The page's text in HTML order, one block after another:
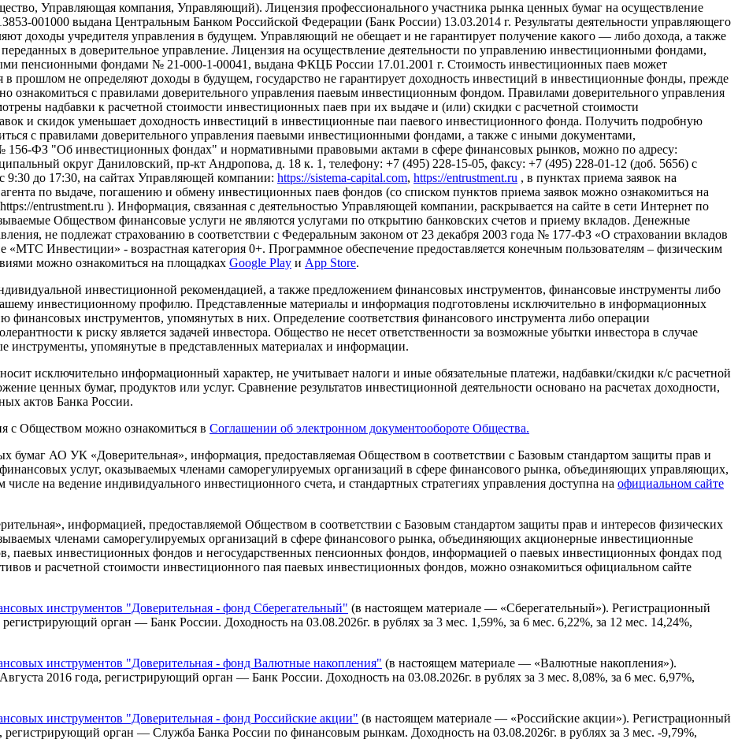
Управляющая компания, Управляющий). Лицензия профессионального участника рынка ценных бумаг на осуществление
001000 выдана Центральным Банком Российской Федерации (Банк России) 13.03.2014 г. Результаты деятельности управляющего
доходы учредителя управления в будущем. Управляющий не обещает и не гарантирует получение какого — либо дохода, а также
в доверительное управление. Лицензия на осуществление деятельности по управлению инвестиционными фондами,
пенсионными фондами № 21-000-1-00041, выдана ФКЦБ России 17.01.2001 г. Стоимость инвестиционных паев может
в прошлом не определяют доходы в будущем, государство не гарантирует доходность инвестиций в инвестиционные фонды, прежде
ознакомиться с правилами доверительного управления паевым инвестиционным фондом. Правилами доверительного управления
надбавки к расчетной стоимости инвестиционных паев при их выдаче и (или) скидки с расчетной стоимости
и скидок уменьшает доходность инвестиций в инвестиционные паи паевого инвестиционного фонда. Получить подробную
с правилами доверительного управления паевыми инвестиционными фондами, а также с иными документами,
156-ФЗ "Об инвестиционных фондах" и нормативными правовыми актами в сфере финансовых рынков, можно по адресу:
округ Даниловский, пр-кт Андропова, д. 18 к. 1, телефону: +7 (495) 228-15-05, факсу: +7 (495) 228-01-12 (доб. 5656) с
до 17:30, на сайтах Управляющей компании: https://sistema-capital.com, https://entrustment.ru , в пунктах приема заявок на
по выдаче, погашению и обмену инвестиционных паев фондов (со списком пунктов приема заявок можно ознакомиться на
entrustment.ru ). Информация, связанная с деятельностью Управляющей компании, раскрывается на сайте в сети Интернет по
Обществом финансовые услуги не являются услугами по открытию банковских счетов и приему вкладов. Денежные
не подлежат страхованию в соответствии с Федеральным законом от 23 декабря 2003 года № 177-ФЗ «О страховании вкладов
Инвестиции» - возрастная категория 0+. Программное обеспечение предоставляется конечным пользователям – физическим
можно ознакомиться на площадках Google Play и App Store.
инвестиционной рекомендацией, а также предложением финансовых инструментов, финансовые инструменты либо
инвестиционному профилю. Представленные материалы и информация подготовлены исключительно в информационных
финансовых инструментов, упомянутых в них. Определение соответствия финансового инструмента либо операции
к риску является задачей инвестора. Общество не несет ответственности за возможные убытки инвестора в случае
инструменты, упомянутые в представленных материалах и информации.
исключительно информационный характер, не учитывает налоги и иные обязательные платежи, надбавки/скидки к/с расчетной
ценных бумаг, продуктов или услуг. Сравнение результатов инвестиционной деятельности основано на расчетах доходности,
актов Банка России.
с Обществом можно ознакомиться в Соглашении об электронном документообороте Общества.
бумаг АО УК «Доверительная», информация, предоставляемая Обществом в соответствии с Базовым стандартом защиты прав и
услуг, оказываемых членами саморегулируемых организаций в сфере финансового рынка, объединяющих управляющих,
на ведение индивидуального инвестиционного счета, и стандартных стратегиях управления доступна на официальном сайте
информацией, предоставляемой Обществом в соответствии с Базовым стандартом защиты прав и интересов физических
членами саморегулируемых организаций в сфере финансового рынка, объединяющих акционерные инвестиционные
инвестиционных фондов и негосударственных пенсионных фондов, информацией о паевых инвестиционных фондах под
и расчетной стоимости инвестиционного пая паевых инвестиционных фондов, можно ознакомиться официальном сайте
инструментов "Доверительная - фонд Сберегательный" (в настоящем материале — «Сберегательный»). Регистрационный
орган — Банк России. Доходность на 03.08.2026г. в рублях за 3 мес. 1,59%, за 6 мес. 6,22%, за 12 мес. 14,24%,
инструментов "Доверительная - фонд Валютные накопления" (в настоящем материале — «Валютные накопления»).
2016 года, регистрирующий орган — Банк России. Доходность на 03.08.2026г. в рублях за 3 мес. 8,08%, за 6 мес. 6,97%,
инструментов "Доверительная - фонд Российские акции" (в настоящем материале — «Российские акции»). Регистрационный
орган — Служба Банка России по финансовым рынкам. Доходность на 03.08.2026г. в рублях за 3 мес. -9,79%,